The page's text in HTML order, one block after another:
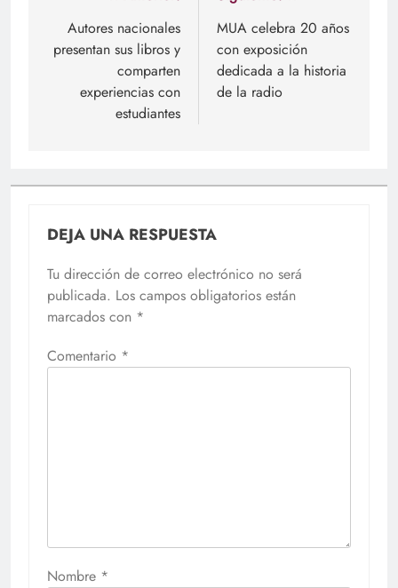
de
entradas
Autores nacionales
presentan sus libros y
comparten
experiencias con
estudiantes
MUA celebra 20 años
con exposición
dedicada a la historia
de la radio
DEJA UNA RESPUESTA
Tu dirección de correo electrónico no será
publicada. Los campos obligatorios están
marcados con *
Comentario *
Nombre *